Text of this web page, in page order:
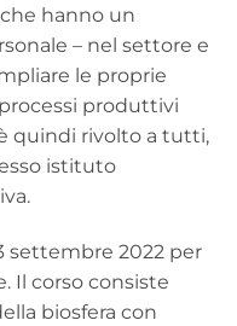
hanno un
– nel settore e
le proprie
produttivi
quindi rivolto a tutti,
istituto
settembre 2022 per
Il corso consiste
biosfera con